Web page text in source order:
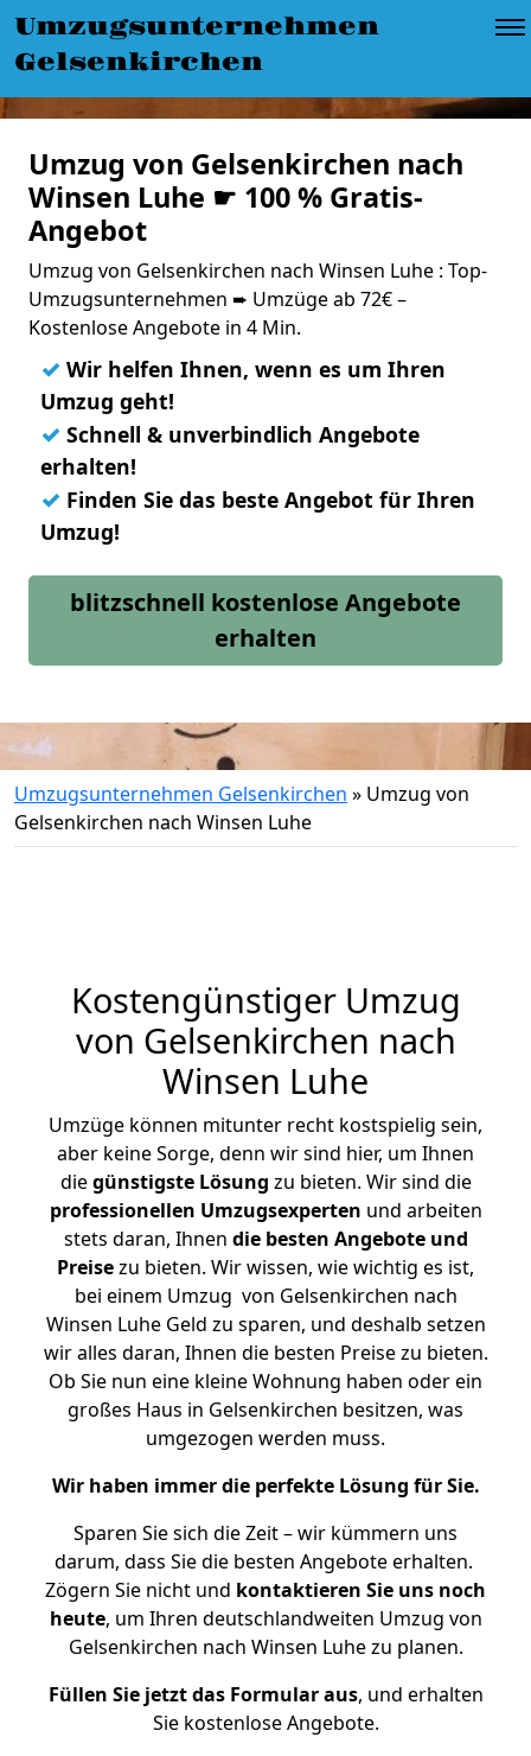
Umzugsunternehmen
Gelsenkirchen
Umzug von Gelsenkirchen nach
Winsen Luhe ☛ 100 % Gratis-
Angebot
Umzug von Gelsenkirchen nach Winsen Luhe : Top-
Umzugsunternehmen ➨ Umzüge ab 72€ –
Kostenlose Angebote in 4 Min.
✓ Wir helfen Ihnen, wenn es um Ihren
Umzug geht!
✓ Schnell & unverbindlich Angebote
erhalten!
✓ Finden Sie das beste Angebot für Ihren
Umzug!
blitzschnell kostenlose Angebote
erhalten
Umzugsunternehmen Gelsenkirchen » Umzug von
Gelsenkirchen nach Winsen Luhe
Kostengünstiger Umzug
von Gelsenkirchen nach
Winsen Luhe
Umzüge können mitunter recht kostspielig sein,
aber keine Sorge, denn wir sind hier, um Ihnen
diegünstigste Lösung zu bieten. Wir sind die
professionellen Umzugsexperten und arbeiten
stets daran, Ihnen die besten Angebote und
Preisezu bieten. Wir wissen, wie wichtig es ist,
bei einem Umzug von Gelsenkirchen nach
Winsen Luhe Geld zu sparen, und deshalb setzen
wir alles daran, Ihnen die besten Preise zu bieten.
Ob Sie nun eine kleine Wohnung haben oder ein
großes Haus in Gelsenkirchen besitzen, was
umgezogen werden muss.
Wir haben immer die perfekte Lösung für Sie.
Sparen Sie sich die Zeit – wir kümmern uns
darum, dass Sie die besten Angebote erhalten.
Zögern Sie nicht und kontaktieren Sie uns noch
heute, um Ihren deutschlandweiten Umzug von
Gelsenkirchen nach Winsen Luhe zu planen.
Füllen Sie jetzt das Formular aus, und erhalten
Sie kostenlose Angebote.